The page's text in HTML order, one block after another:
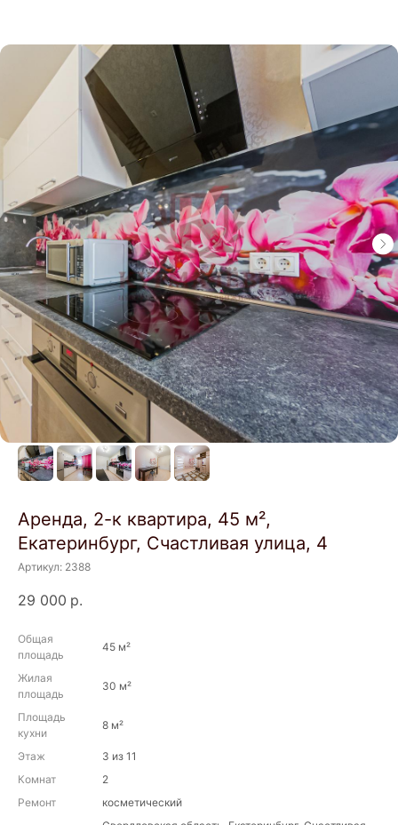
Аренда, 2-к квартира, 45 м²,
Екатеринбург, Счастливая улица, 4
Артикул: 2388
29 000 р.
Общая
площадь
45 м²
Жилая
площадь
30 м²
Площадь
кухни
8 м²
Этаж
3 из 11
Комнат
2
Ремонт
косметический